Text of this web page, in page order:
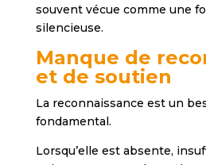
souvent vécue comme une
silencieuse.
Manque de
et de soutien
La reconnaissance est un
fondamental.
Lorsqu’elle est absente,